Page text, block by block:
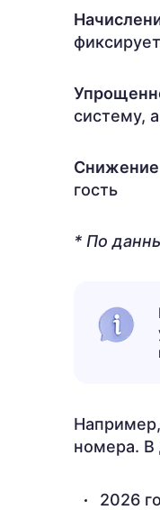
систему,
Снижение
гость
* По
номера. В
2026